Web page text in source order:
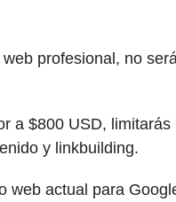
profesional, no
a $800 USD,
y linkbuilding.
web actual para